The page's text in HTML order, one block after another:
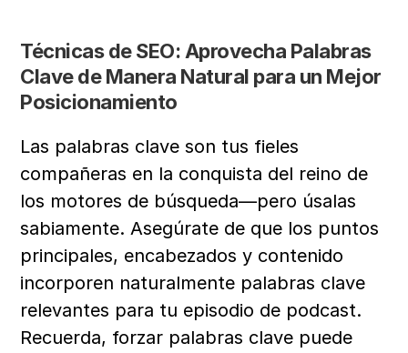
Técnicas de SEO: Aprovecha Palabras
Clave de Manera Natural para un Mejor
Posicionamiento
Las palabras clave son tus fieles
compañeras en la conquista del reino de
los motores de búsqueda—pero úsalas
sabiamente. Asegúrate de que los puntos
principales, encabezados y contenido
incorporen naturalmente palabras clave
relevantes para tu episodio de podcast.
Recuerda, forzar palabras clave puede